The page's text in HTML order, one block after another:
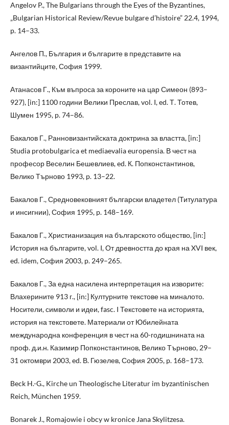
Angelov P., The Bulgarians through the Eyes of the Byzantines,
„Bulgarian Historical Review/Revue bulgare d’histoire” 22.4, 1994,
p. 14–33.
Ангелов П., България и българите в представите на
византийците, София 1999.
Атанасов Г., Към въпроса за короните на цар Симеон (893–
927), [in:] 1100 години Велики Преслав, vol. I, ed. Т. Тотев,
Шумен 1995, p. 74–86.
Бакалов Г., Ранновизантийската доктрина за властта, [in:]
Studia protobulgarica et mediaevalia europensia. В чест на
професор Веселин Бешевлиев, ed. К. Попконстантинов,
Велико Търново 1993, p. 13–22.
Бакалов Г., Средновековният български владетел (Титулатура
и инсигнии), София 1995, p. 148–169.
Бакалов Г., Христианизация на българското общество, [in:]
История на българите, vol. I, От древността до края на XVI век,
ed. idem, София 2003, p. 249–265.
Бакалов Г., За една насилена интерпретация на изворите:
Влахерините 913 г., [in:] Културните текстове на миналото.
Носители, символи и идеи, fasc. I Текстовете на историята,
история на текстовете. Материали от Юбилейната
международна конференция в чест на 60-годишнината на
проф. д.и.н. Казимир Попконстантинов, Велико Търново, 29–
31 октомври 2003, ed. В. Гюзелев, София 2005, p. 168–173.
Beck H.-G., Kirche un Theologische Literatur im byzantinischen
Reich, München 1959.
Bonarek J., Romajowie i obcy w kronice Jana Skylitzesa.